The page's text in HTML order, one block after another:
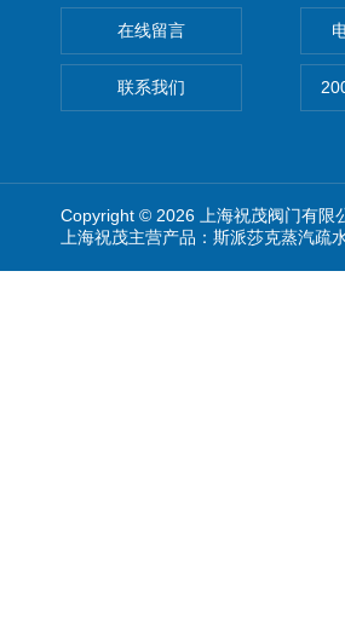
在线留言
联系我们
Copyright © 2026 上海祝茂阀门有限
上海祝茂主营产品：斯派莎克蒸汽